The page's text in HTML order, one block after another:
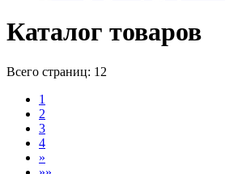
Каталог товаров
Всего страниц: 12
1
2
3
4
»